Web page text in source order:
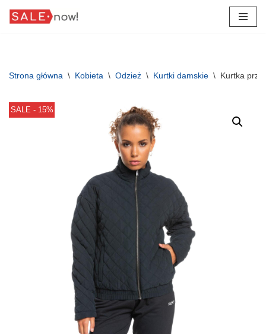
Strona główna \ Kobieta \ Odzież \ Kurtki damskie \ Kurtka
SALE - 15%